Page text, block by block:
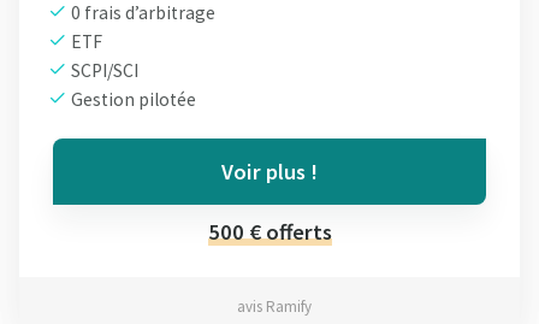
0 frais d’arbitrage
ETF
SCPI/SCI
Gestion pilotée
Voir plus !
500 € offerts
avis Ramify